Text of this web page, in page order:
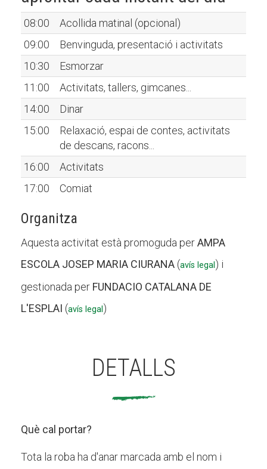
08:00
Acollida matinal (opcional)
09:00
Benvinguda, presentació i activitats
10:30
Esmorzar
11:00
Activitats, tallers, gimcanes...
14:00
Dinar
15:00
Relaxació, espai de contes, activitats
de descans, racons...
16:00
Activitats
17:00
Comiat
Organitza
Aquesta activitat està promoguda perAMPA
ESCOLA JOSEP MARIA CIURANA (avís legal) i
gestionada per FUNDACIO CATALANA DE
L'ESPLAI (avís legal)
DETALLS
Què cal portar?
Tota la roba ha d'anar marcada amb el nom i